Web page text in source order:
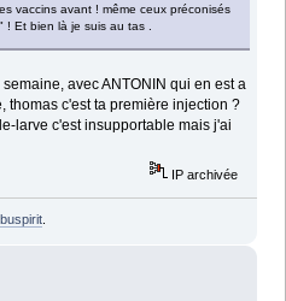
vaccins avant ! même ceux préconisés
Et bien là je suis au tas .
avec ANTONIN qui en est a
thomas c'est ta première injection ?
larve c'est insupportable mais j'ai
IP archivée
.